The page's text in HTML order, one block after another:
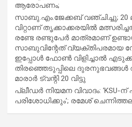
ആരോപണം;
സാബു.എം.ജേക്കബ് വഞ്ചിച്ചു; 20
വിറ്റാണ് തൃക്കാക്കരയില്‍
രണ്ടേ രണ്ടുപേര്‍ മാത്രമാണ്
സാബുവിന്റേത് വ്യക്തിപരമായ
ഇപ്പോള്‍ ഫോണ്‍ വിളിച്ചാല്‍
തിരഞ്ഞെടുപ്പിലെ ദുരനുഭവങ്ങള്‍
മാരാര്‍ ട്വന്റി 20 വിട്ടു
പ്ലീഡർ നിയമന വിവാദം: ‘KSU-
പരിശോധിക്കും’; രമേശ്